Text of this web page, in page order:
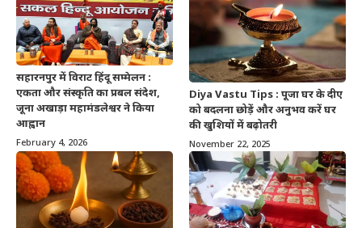
सहारनपुर में विराट हिंदू सम्मेलन :
एकता और संस्कृति का प्रबल संदेश,
जूना अखाड़ा महामंडलेश्वर ने किया
आह्वान
February 4, 2026
Diya Vastu Tips : पूजा घर के दीए
को बदलना छोड़ें और अनुभव करें घर
की खुशियों में बढ़ोतरी
November 22, 2025